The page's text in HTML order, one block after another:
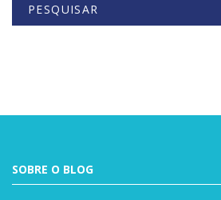
PESQUISAR
SOBRE O BLOG